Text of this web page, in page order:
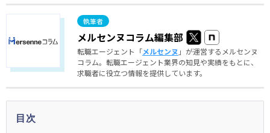
メルセンヌコラム編集部
転職エージェント「メルセンヌ 」が運営するメルセンヌ
コラム。転職エージェント業界の知見や実績をもとに、
求職者に役立つ情報を提供しています。
目次